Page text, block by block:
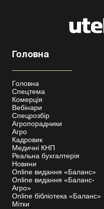
Головна
Головна
Спецтема
Комерція
Вебінари
Спецрозбір
Агропорадники
Агро
Кадровик
Медичні КНП
Реальна бухгалтерія
Новини
Online видання «Баланс»
Online видання «Баланс-
Агро»
Online бібліотека «Баланс»
Мітки